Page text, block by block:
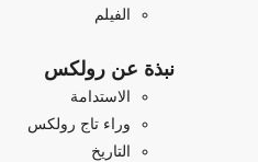
الفيلم
نبذة عن رولكس
الاستدامة
وراء تاج رولكس
التاريخ